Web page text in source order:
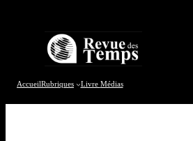
AccueilRubriques Livre Médias